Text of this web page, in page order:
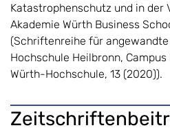
Katastrophenschutz und in der
Akademie Würth Business
(Schriftenreihe für
Hochschule Heilbronn,
Würth-Hochschule, 13 (2020)).